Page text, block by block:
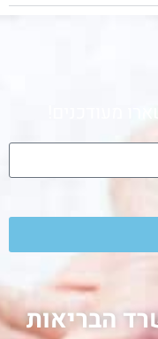
מעודכנים!
הבריאות